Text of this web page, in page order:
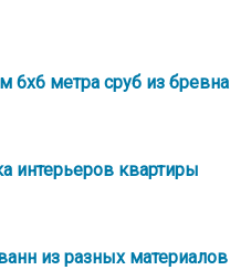
6х6 метра сруб из бревна
интерьеров квартиры
из разных материалов